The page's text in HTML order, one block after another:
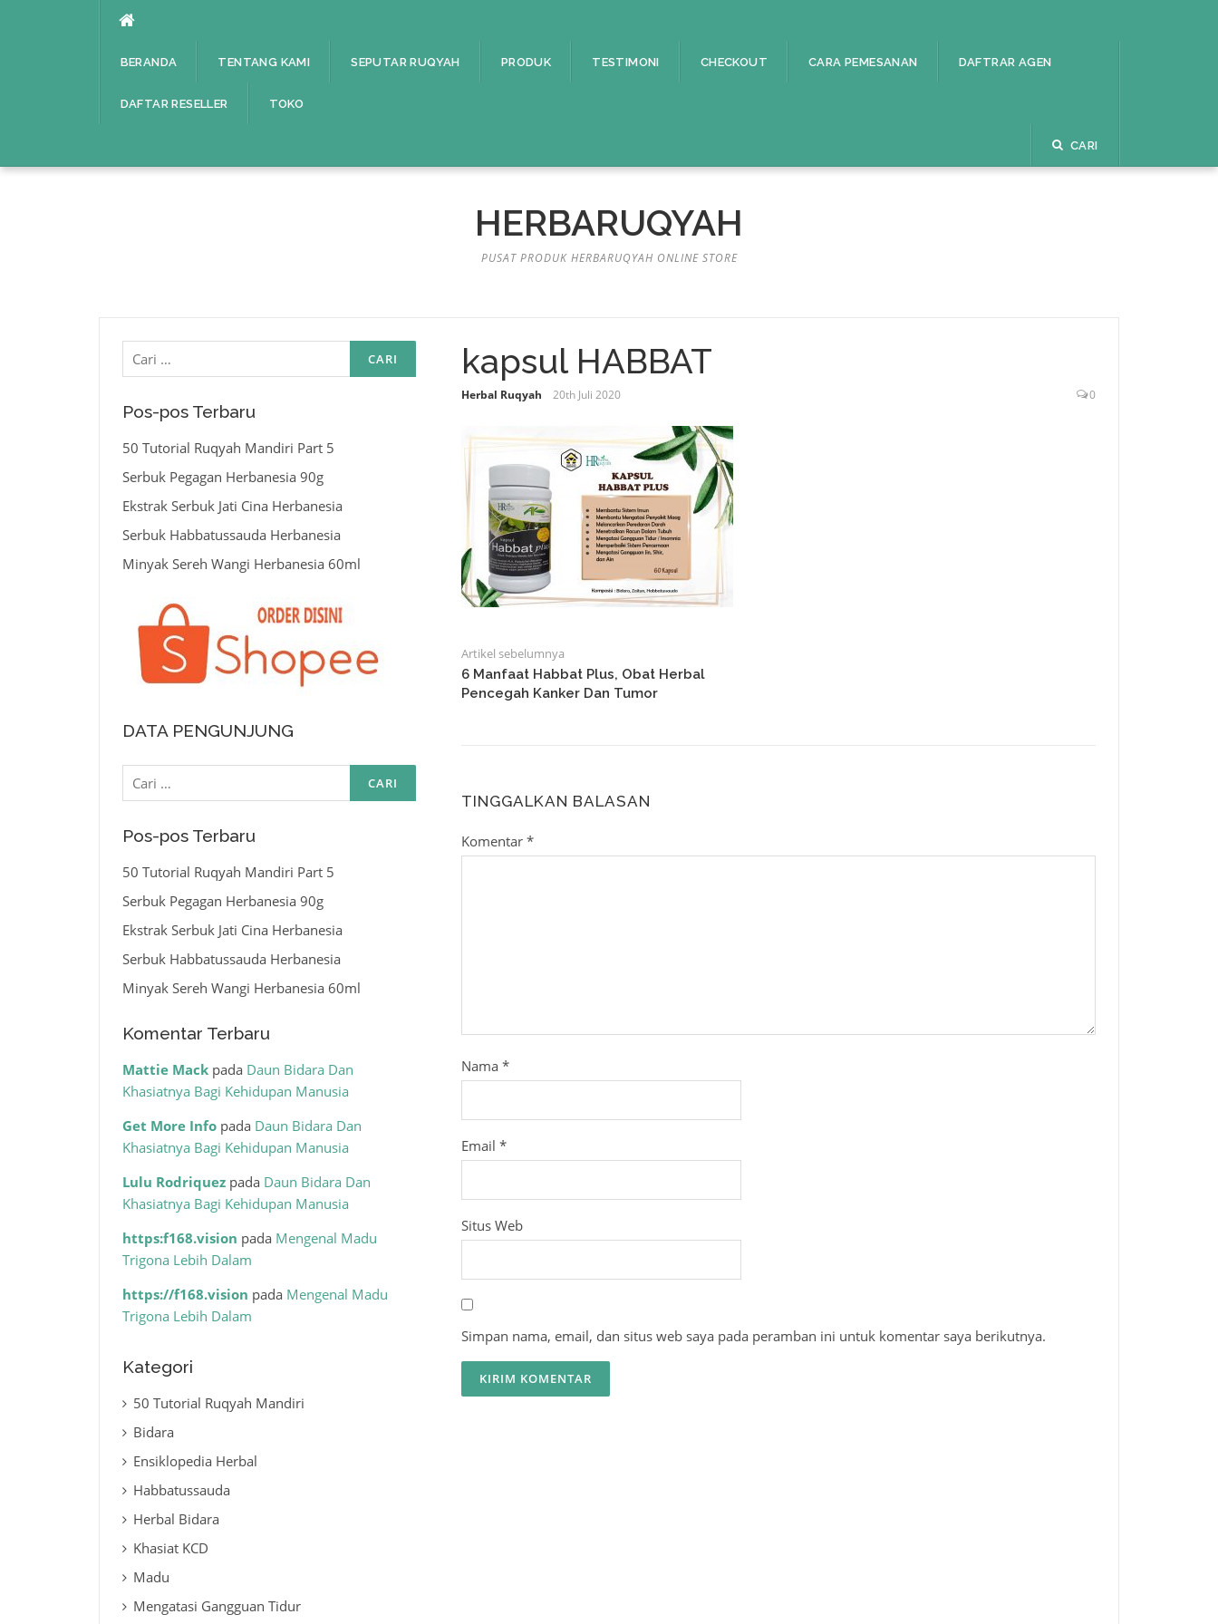
BERANDA TENTANG KAMI SEPUTAR RUQYAH PRODUK TESTIMONI CHECKOUT CARA PEMESANAN DAFTRAR AGEN
DAFTAR RESELLER TOKO
CARI
HERBARUQYAH
PUSAT PRODUK HERBARUQYAH ONLINE STORE
kapsul HABBAT
Herbal Ruqyah 20th Juli 2020 0
Artikel sebelumnya
6 Manfaat Habbat Plus, Obat Herbal
Pencegah Kanker Dan Tumor
TINGGALKAN BALASAN
Komentar*
Nama*
Email*
Situs Web
Simpan nama, email, dan situs web saya pada peramban ini untuk komentar saya berikutnya.
Cari
untuk:
Pos-pos Terbaru
50 Tutorial Ruqyah Mandiri Part 5
Serbuk Pegagan Herbanesia 90g
Ekstrak Serbuk Jati Cina Herbanesia
Serbuk Habbatussauda Herbanesia
Minyak Sereh Wangi Herbanesia 60ml
DATA PENGUNJUNG
Cari
untuk:
Pos-pos Terbaru
50 Tutorial Ruqyah Mandiri Part 5
Serbuk Pegagan Herbanesia 90g
Ekstrak Serbuk Jati Cina Herbanesia
Serbuk Habbatussauda Herbanesia
Minyak Sereh Wangi Herbanesia 60ml
Komentar Terbaru
Mattie Mackpada Daun Bidara Dan
Khasiatnya Bagi Kehidupan Manusia
Get More Infopada Daun Bidara Dan
Khasiatnya Bagi Kehidupan Manusia
Lulu Rodriquezpada Daun Bidara Dan
Khasiatnya Bagi Kehidupan Manusia
https:f168.vision pada Mengenal Madu
Trigona Lebih Dalam
https://f168.vision pada Mengenal Madu
Trigona Lebih Dalam
Kategori
50 Tutorial Ruqyah Mandiri
Bidara
Ensiklopedia Herbal
Habbatussauda
Herbal Bidara
Khasiat KCD
Madu
Mengatasi Gangguan Tidur